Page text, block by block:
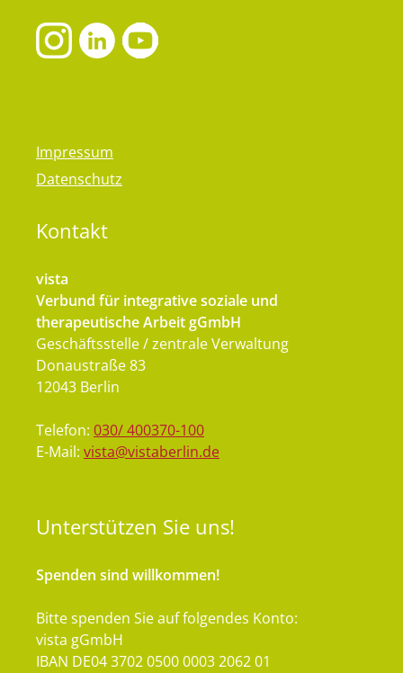
Impressum
Datenschutz
Kontakt
vista
Verbund für integrative soziale und
therapeutische Arbeit gGmbH
Geschäftsstelle / zentrale Verwaltung
Donaustraße 83
12043 Berlin
Telefon: 030/ 400370-100
E-Mail: vista@vistaberlin.de
Unterstützen Sie uns!
Spenden sind willkommen!
Bitte spenden Sie auf folgendes Konto:
vista gGmbH
IBAN DE04 3702 0500 0003 2062 01